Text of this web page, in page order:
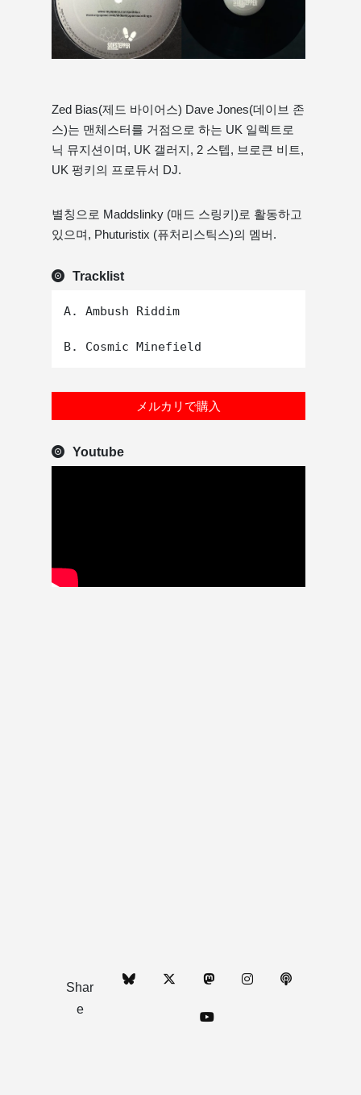
Zed Bias(제드 바이어스) Dave Jones(데이브 존
스)는 맨체스터를 거점으로 하는 UK 일렉트로
닉 뮤지션이며, UK 갤러지, 2 스텝, 브로큰 비트,
UK 펑키의 프로듀서 DJ.
별칭으로 Maddslinky (매드 스링키)로 활동하고
있으며, Phuturistix (퓨처리스틱스)의 멤버.
Tracklist
A. Ambush Riddim
メルカリで購入
Youtube
Shar
e